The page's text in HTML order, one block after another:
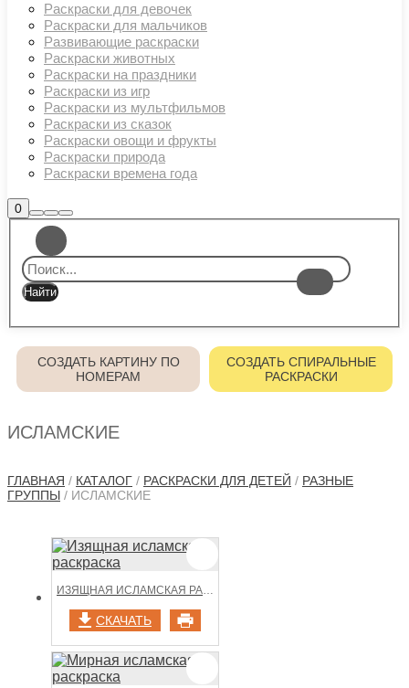
Раскраски для девочек
Раскраски для мальчиков
Развивающие раскраски
Раскраски животных
Раскраски на праздники
Раскраски из игр
Раскраски из мультфильмов
Раскраски из сказок
Раскраски овощи и фрукты
Раскраски природа
Раскраски времена года
0Боковая
панель
магазина
Найти
Больше
информации
Главное
меню
СОЗДАТЬ КАРТИНУ ПО
НОМЕРАМ
СОЗДАТЬ СПИРАЛЬНЫЕ
РАСКРАСКИ
ИСЛАМСКИЕ
ГЛАВНАЯ / КАТАЛОГ / РАСКРАСКИ ДЛЯ ДЕТЕЙ / РАЗНЫЕ
ГРУППЫ / ИСЛАМСКИЕ
ИЗЯЩНАЯ ИСЛАМСКАЯ РАСКРАСКА
СКАЧАТЬ